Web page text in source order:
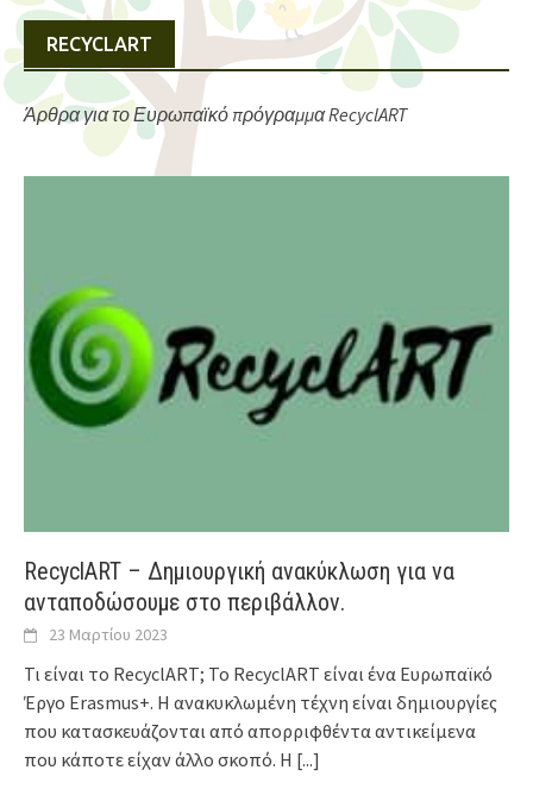
RECYCLART
Άρθρα για το Ευρωπαϊκό πρόγραμμα RecyclART
RecyclART – Δημιουργική ανακύκλωση για να
ανταποδώσουμε στο περιβάλλον.
23 Μαρτίου 2023
Τι είναι το RecyclART; Το RecyclART είναι ένα Ευρωπαϊκό
Έργο Erasmus+. Η ανακυκλωμένη τέχνη είναι δημιουργίες
που κατασκευάζονται από απορριφθέντα αντικείμενα
που κάποτε είχαν άλλο σκοπό. Η [...]